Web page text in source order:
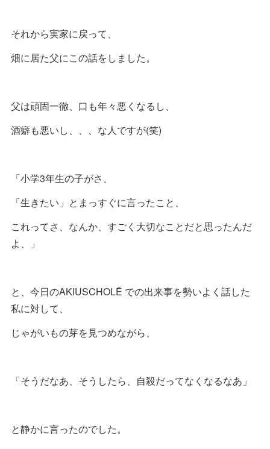
それから実家に戻って、
畑に居た父にこの話をしました。
父は頑固一徹、口も年々悪くなるし、
酒癖も悪いし、、、な人ですが(笑)
「小学3年生の子がさ、
「生きたい」とまっすぐに言ったこと、
これってさ、なんか、すごく大切なことだと思ったんだ
よ、」
と、今日のAKIUSCHOLĒ での出来事を勢いよく話した
私に対して、
じゃがいもの芽を見つめながら、
「そうだなあ、そうしたら、自殺だってなくなるなあ」
と静かに言ったのでした。